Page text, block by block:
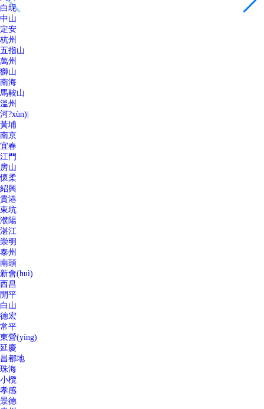
白坭
中山
定安
杭州
五指山
萬州
獅山
南海
馬鞍山
溫州
河?xùn)|
黃埔
南京
宜春
江門
房山
懷柔
紹興
貴港
東坑
濮陽
湛江
崇明
泰州
南頭
新會(huì)
西昌
開平
白山
德宏
常平
東營(yíng)
延慶
昌都地
珠海
小欖
孝感
景德